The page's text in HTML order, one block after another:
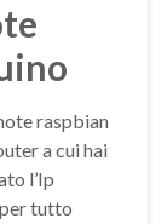
raspbian
a cui hai
l’Ip
tutto